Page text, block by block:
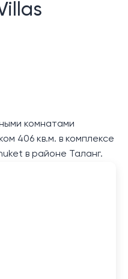
комнатами
406 кв.м. в комплексе
в районе Таланг.